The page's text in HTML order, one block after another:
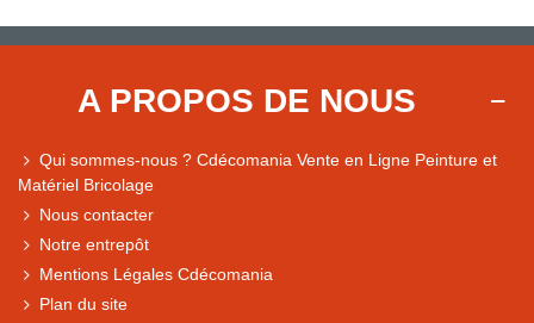
A PROPOS DE NOUS
Qui sommes-nous ? Cdécomania Vente en Ligne Peinture et
Matériel Bricolage
Nous contacter
Notre entrepôt
Mentions Légales Cdécomania
Plan du site